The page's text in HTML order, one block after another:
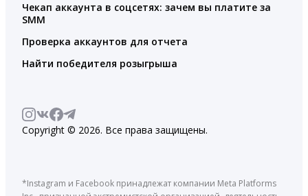
Чекап аккаунта в соцсетях: зачем вы платите за
SMM
Проверка аккаунтов для отчета
Найти победителя розыгрыша
Copyright © 2026. Все права защищены.
*Instagram и Facebook принадлежат компании Meta Platforms